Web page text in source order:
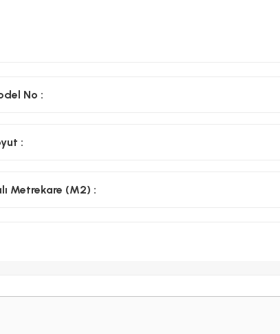
No :
:
Metrekare (M2) :